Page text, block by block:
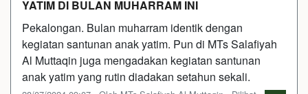
YATIM DI BULAN MUHARRAM INI
Pekalongan. Bulan muharram identik dengan
kegiatan santunan anak yatim. Pun di MTs Salafiyah
Al Muttaqin juga mengadakan kegiatan santunan
anak yatim yang rutin diadakan setahun sekali.